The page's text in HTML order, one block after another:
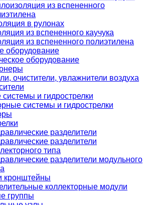
из вспененного
в рулонах
из вспененного каучука
из вспененного полиэтилена
оборудование
оборудование
очистители, увлажнители воздуха
и гидрострелки
системы и гидрострелки
разделители
разделители
типа
разделители модульного
кронштейны
коллекторные модули
группы